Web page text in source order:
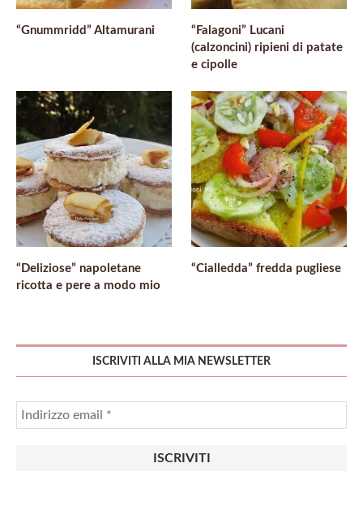
“Gnummridd” Altamurani
“Falagoni” Lucani
(calzoncini) ripieni di patate
e cipolle
“Deliziose” napoletane
ricotta e pere a modo mio
“Cialledda” fredda pugliese
ISCRIVITI ALLA MIA NEWSLETTER